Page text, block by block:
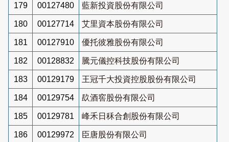
179 00127480 藍新投資股份有限公司
180 00127714 艾里資本股份有限公司
181 00127910 優托彼雅股份有限公司
182 00128832 騰元儀控科技股份有限公司
183 00129179 王冠千大投資控股股份有限公司
184 00129754 镹酒窖股份有限公司
185 00129781 峰禾日秝合創股份有限公司
186 00129972 臣唐股份有限公司